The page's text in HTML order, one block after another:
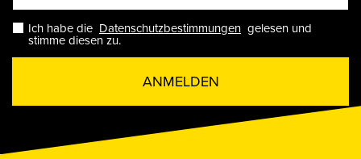
Ich habe die Datenschutzbestimmungen gelesen und
stimme diesen zu.
ANMELDEN